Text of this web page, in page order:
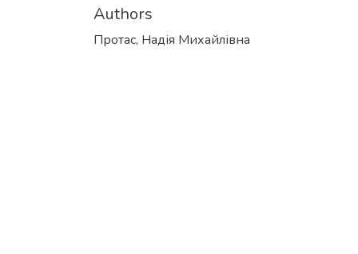
Authors
Протас, Надія Михайлівна